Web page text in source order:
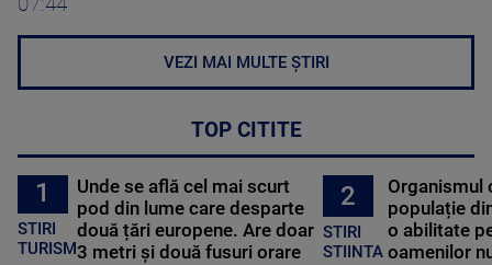
VEZI MAI MULTE ȘTIRI
TOP CITITE
1
STIRI
TURISM
Unde se află cel mai scurt
pod din lume care desparte
două țări europene. Are doar
3 metri și două fusuri orare
2
STIRI
STIINTA
Organismul
populație
o abilitate
oamenilor